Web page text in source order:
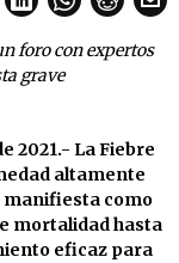
foro con expertos
grave
2021.- La Fiebre
altamente
manifiesta como
mortalidad hasta
eficaz para